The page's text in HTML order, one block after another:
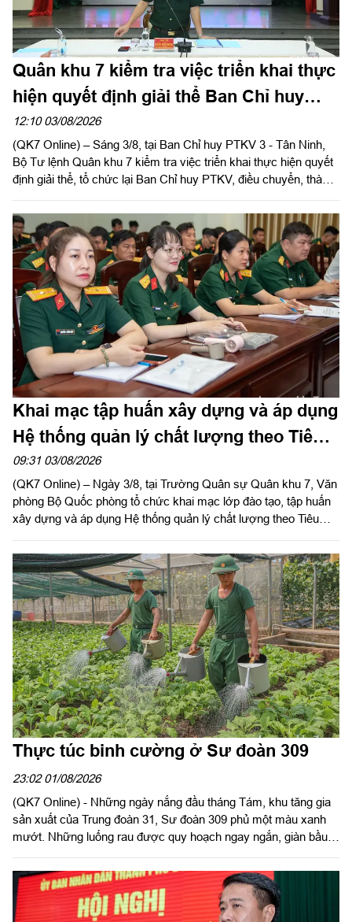
Quân khu 7 kiểm tra việc triển khai thực
hiện quyết định giải thể Ban Chỉ huy
PTKV tại tỉnh Tây Ninh
12:10 03/08/2026
(QK7 Online) – Sáng 3/8, tại Ban Chỉ huy PTKV 3 - Tân Ninh,
Bộ Tư lệnh Quân khu 7 kiểm tra việc triển khai thực hiện quyết
định giải thể, tổ chức lại Ban Chỉ huy PTKV, điều chuyển, thành
Hữu Nhân, Phó Tham mưu trưởng Quân khu thừa ủy quyền
của Thủ trưởng Bộ Tư lệnh Quân khu trưởng đoàn kiểm tra.
Khai mạc tập huấn xây dựng và áp dụng
Hệ thống quản lý chất lượng theo Tiêu
chuẩn quốc gia TCVN ISO 9001:2015
09:31 03/08/2026
(QK7 Online) – Ngày 3/8, tại Trường Quân sự Quân khu 7, Văn
phòng Bộ Quốc phòng tổ chức khai mạc lớp đào tạo, tập huấn
xây dựng và áp dụng Hệ thống quản lý chất lượng theo Tiêu
Nam.
Thực túc binh cường ở Sư đoàn 309
23:02 01/08/2026
(QK7 Online) - Những ngày nắng đầu tháng Tám, khu tăng gia
sản xuất của Trung đoàn 31, Sư đoàn 309 phủ một màu xanh
mướt. Những luống rau được quy hoạch ngay ngắn, giàn bầu,
củ... là minh chứng sinh động cho hiệu quả công tác tăng gia
sản xuất, bảo đảm hậu cần bằng chính nội lực của đơn vị.